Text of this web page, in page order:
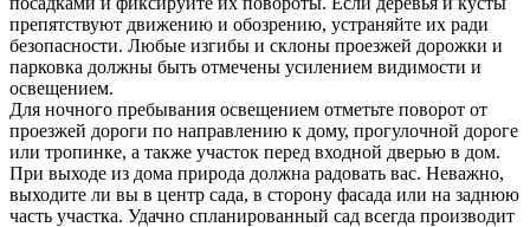
препятствуют движению и обозрению, устраняйте их ради
безопасности. Любые изгибы и склоны проезжей дорожки и
парковка должны быть отмечены усилением видимости и
освещением.
Для ночного пребывания освещением отметьте поворот от
проезжей дороги по направлению к дому, прогулочной дороге
или тропинке, а также участок перед входной дверью в дом.
При выходе из дома природа должна радовать вас. Неважно,
выходите ли вы в центр сада, в сторону фасада или на заднюю
часть участка. Удачно спланированный сад всегда производит